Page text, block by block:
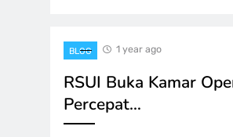
BLOG 1 year ago
RSUI Buka Kamar
Percepat…